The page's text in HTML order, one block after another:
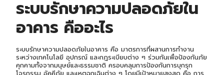
ระบบรักษาความปลอดภัยใน
อาคาร คืออะไร
ระบบรักษาความปลอดภัยในอาคาร คือ มาตรการที่ผสานการทำงาน
ระหว่างเทคโนโลยี อุปกรณ์ และกฎระเบียบต่าง ๆ ร่วมกันเพื่อป้องกันภัย
คุกคามทั้งจากมนุษย์และธรรมชาติ ครอบคลุมการป้องกันการบุกรุก